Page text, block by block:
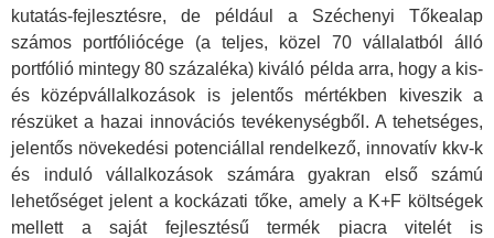
kutatás-fejlesztésre, de például a Széchenyi Tőkealap
számos portfóliócége (a teljes, közel 70 vállalatból álló
portfólió mintegy 80 százaléka) kiváló példa arra, hogy a kis-
és középvállalkozások is jelentős mértékben kiveszik a
részüket a hazai innovációs tevékenységből. A tehetséges,
jelentős növekedési potenciállal rendelkező, innovatív kkv-k
és induló vállalkozások számára gyakran első számú
lehetőséget jelent a kockázati tőke, amely a K+F költségek
mellett a saját fejlesztésű termék piacra vitelét is